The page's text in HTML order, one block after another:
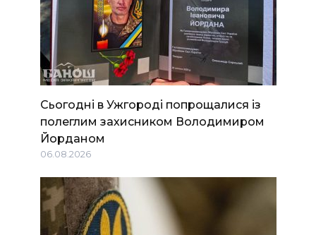
Сьогодні в Ужгороді попрощалися із
полеглим захисником Володимиром
Йорданом
06.08.2026